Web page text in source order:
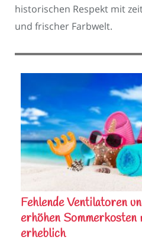
historischen Respekt mit
und frischer Farbwelt.
Fehlende Ventilatoren
erhöhen
erheblich